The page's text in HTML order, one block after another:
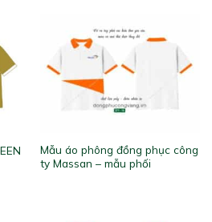
Mẫu áo phông đồng phục công
ty Massan – mẫu phối